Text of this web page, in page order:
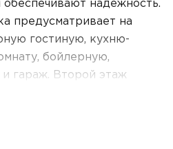
надежность.
предусматривает на
гостиную, кухню-
бойлерную,
гараж. Второй этаж
для уединения
проект сочетает в